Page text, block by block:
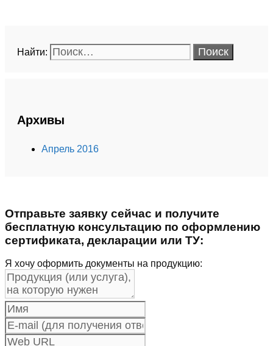
Найти:
Архивы
Апрель 2016
Отправьте заявку сейчас и получите
бесплатную консультацию по оформлению
сертификата, декларации или ТУ:
Я хочу оформить документы на продукцию: